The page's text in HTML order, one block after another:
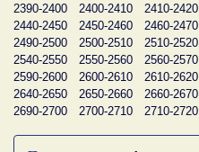
2390-2400
2400-2410 2410-2420
2440-2450
2450-2460 2460-2470
2490-2500
2500-2510 2510-2520
2540-2550
2550-2560 2560-2570
2590-2600
2600-2610 2610-2620
2640-2650
2650-2660 2660-2670
2690-2700
2700-2710 2710-2720